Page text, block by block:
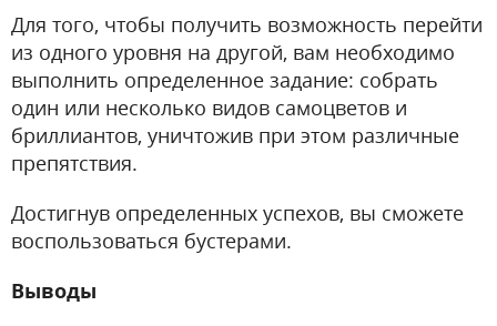
Для того, чтобы получить возможность перейти
из одного уровня на другой, вам необходимо
выполнить определенное задание: собрать
один или несколько видов самоцветов и
бриллиантов, уничтожив при этом различные
препятствия.
Достигнув определенных успехов, вы сможете
воспользоваться бустерами.
Выводы